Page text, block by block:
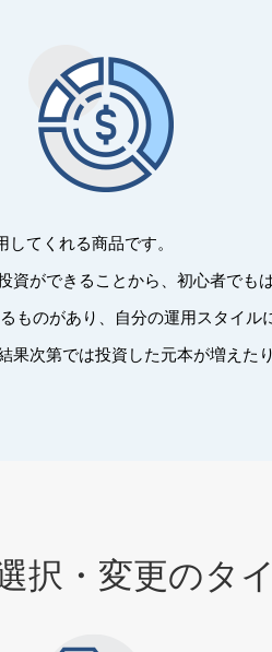
てくれる商品です。
ができることから、初心者でも
ものがあり、自分の運用スタイ
次第では投資した元本が増えた
択・変更のタ